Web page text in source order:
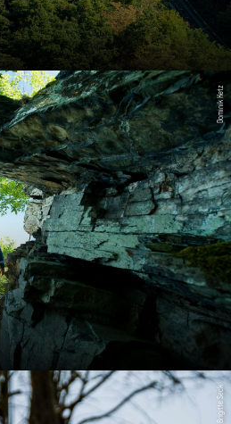
Dominik Ketz
Brigitte Seck